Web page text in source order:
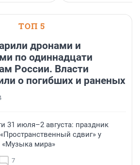
ТОП 5
дронами и
по одиннадцати
России. Власти
о погибших и раненых
31 июля–2 августа: праздник
сдвиг» у
мира»
7